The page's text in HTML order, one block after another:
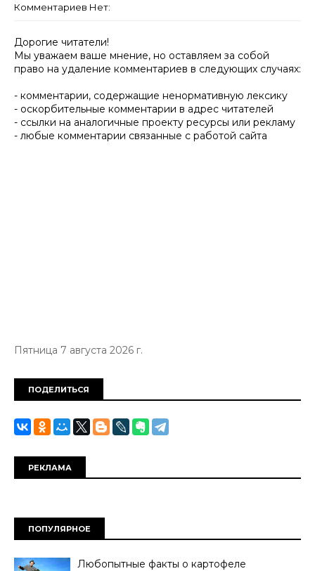
Комментариев Нет:
Дорогие читатели!
Мы уважаем ваше мнение, но оставляем за собой
право на удаление комментариев в следующих случаях:
- комментарии, содержащие ненормативную лексику
- оскорбительные комментарии в адрес читателей
- ссылки на аналогичные проекту ресурсы или рекламу
- любые комментарии связанные с работой сайта
Пятница 7 августа 2026 г.
ПОДЕЛИТЬСЯ
РЕКЛАМА
ПОПУЛЯРНОЕ
Любопытные факты о картофеле